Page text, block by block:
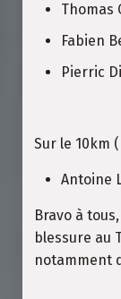
Thomas
Fabien
Pierric
Sur le 10km
Antoine
Bravo à
blessure au
notamment